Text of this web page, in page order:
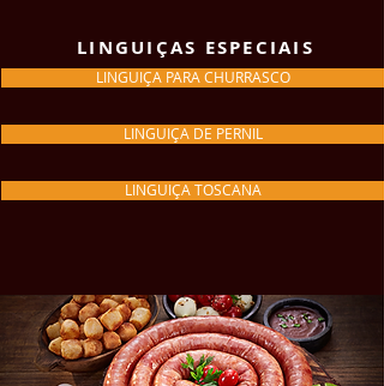
LINGUIÇAS ESPECIAIS
LINGUIÇA PARA CHURRASCO
LINGUIÇA DE PERNIL
LINGUIÇA TOSCANA